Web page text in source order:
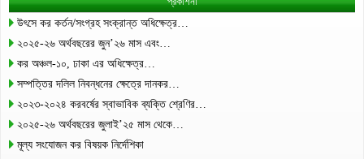
উৎসে কর কর্তন/সংগ্রহ সংক্রান্ত অধিক্ষেত্র…
২০২৫-২৬ অর্থবছরের জুন’২৬ মাস এবং…
কর অঞ্চল-১০, ঢাকা এর অধিক্ষেত্র…
সম্পত্তির দলিল নিবন্ধনের ক্ষেত্রে দানকর…
২০২৩-২০২৪ করবর্ষের স্বাভাবিক ব্যক্তি শ্রেণির…
২০২৫-২৬ অর্থবছরের জুলাই’২৫ মাস থেকে…
মূল্য সংযোজন কর বিষয়ক নির্দেশিকা